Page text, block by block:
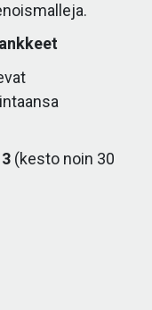
(kesto noin 30